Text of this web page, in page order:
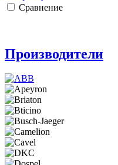
Сравнение
Производители